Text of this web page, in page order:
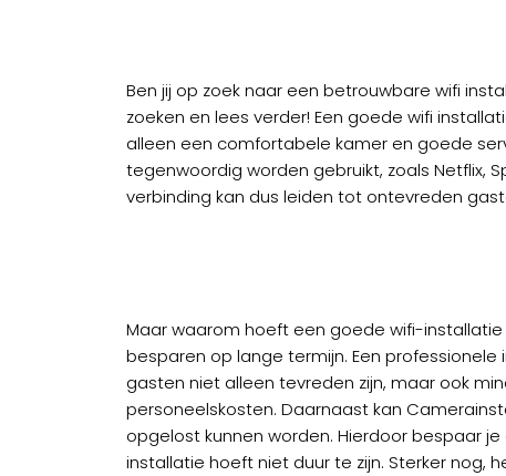
Ben jij op zoek naar een betrouwbare wifi
zoeken en lees verder! Een goede wifi
alleen een comfortabele kamer en goede
tegenwoordig worden gebruikt, zoals Netflix,
verbinding kan dus leiden tot ontevreden
Maar waarom hoeft een goede wifi-
besparen op lange termijn. Een
gasten niet alleen tevreden zijn, maar ook
personeelskosten. Daarnaast kan
opgelost kunnen worden. Hierdoor bespaar
installatie hoeft niet duur te zijn. Sterker nog,